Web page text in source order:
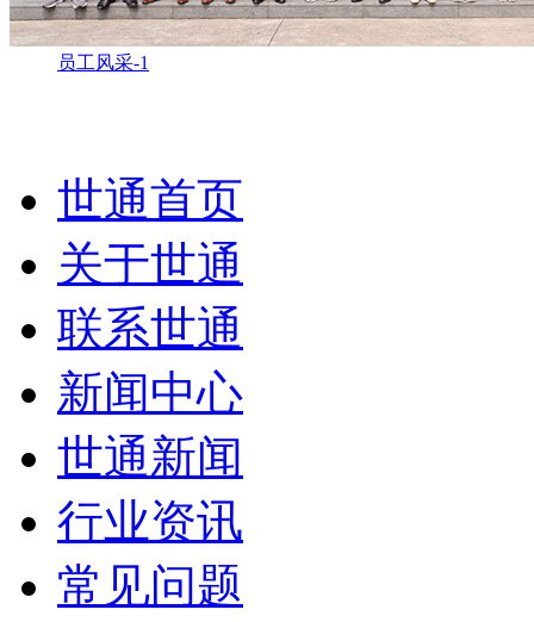
员工风采-1
世通首页
关于世通
联系世通
新闻中心
世通新闻
行业资讯
常见问题